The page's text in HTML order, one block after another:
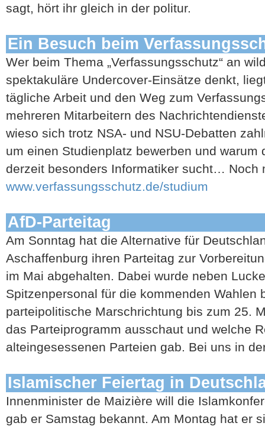
sagt, hört ihr gleich in der politur.
Ein Besuch beim
Wer beim Thema „Verfassungsschutz“ an
spektakuläre Undercover-Einsätze denkt,
tägliche Arbeit und den Weg zum
mehreren Mitarbeitern des
wieso sich trotz NSA- und NSU-Debatten
um einen Studienplatz bewerben und warum
derzeit besonders Informatiker sucht… Noch
www.verfassungsschutz.de/studium
AfD-Parteitag
Am Sonntag hat die Alternative für
Aschaffenburg ihren Parteitag zur
im Mai abgehalten. Dabei wurde neben
Spitzenpersonal für die kommenden Wahlen
parteipolitische Marschrichtung bis zum 25.
das Parteiprogramm ausschaut und welche
alteingesessenen Parteien gab. Bei uns in
Islamischer Feiertag in
Innenminister de Maizière will die
gab er Samstag bekannt. Am Montag hat er